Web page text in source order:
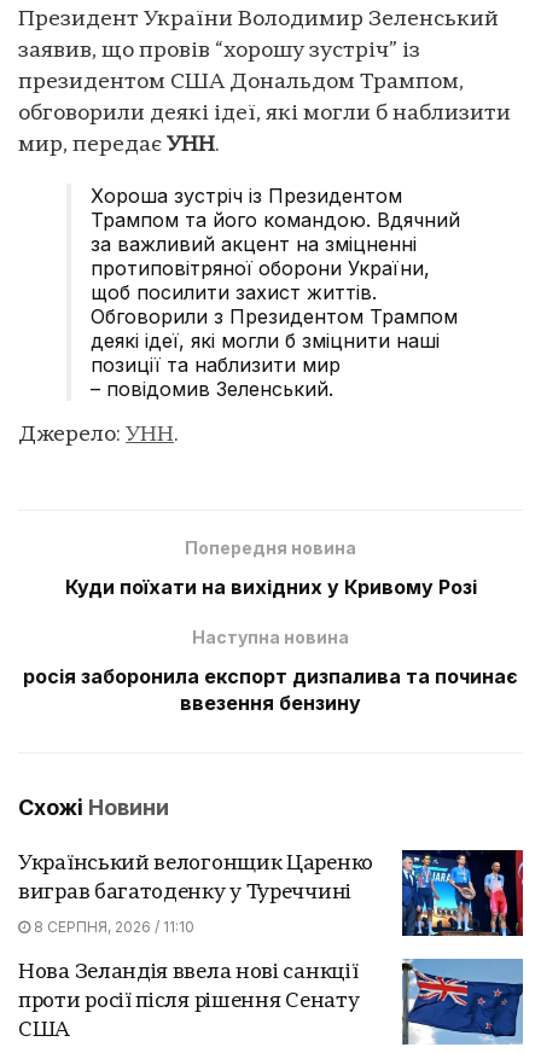
Президент України Володимир Зеленський
заявив, що провів “хорошу зустріч” із
президентом США Дональдом Трампом,
обговорили деякі ідеї, які могли б наблизити
мир, передає УНН.
Хороша зустріч із Президентом
Трампом та його командою. Вдячний
за важливий акцент на зміцненні
протиповітряної оборони України,
щоб посилити захист життів.
Обговорили з Президентом Трампом
деякі ідеї, які могли б зміцнити наші
позиції та наблизити мир
– повідомив Зеленський.
Джерело: УНН.
Попередня новина
Куди поїхати на вихідних у Кривому Розі
Наступна новина
росія заборонила експорт дизпалива та починає
ввезення бензину
Схожі Новини
Український велогонщик Царенко
виграв багатоденку у Туреччині
8 СЕРПНЯ, 2026 / 11:10
Нова Зеландія ввела нові санкції
проти росії після рішення Сенату
США